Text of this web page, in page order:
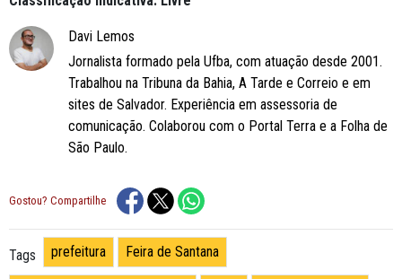
Davi Lemos
Jornalista formado pela Ufba, com atuação desde 2001.
Trabalhou na Tribuna da Bahia, A Tarde e Correio e em
sites de Salvador. Experiência em assessoria de
comunicação. Colaborou com o Portal Terra e a Folha de
São Paulo.
Gostou? Compartilhe
Tags prefeitura Feira de Santana